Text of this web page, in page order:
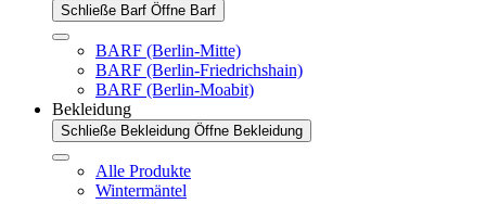
Schließe Barf Öffne Barf
BARF (Berlin-Mitte)
BARF (Berlin-Friedrichshain)
BARF (Berlin-Moabit)
Bekleidung
Schließe Bekleidung Öffne Bekleidung
Alle Produkte
Wintermäntel